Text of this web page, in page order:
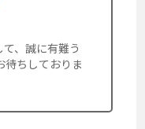
、誠に有難う
待ちしておりま